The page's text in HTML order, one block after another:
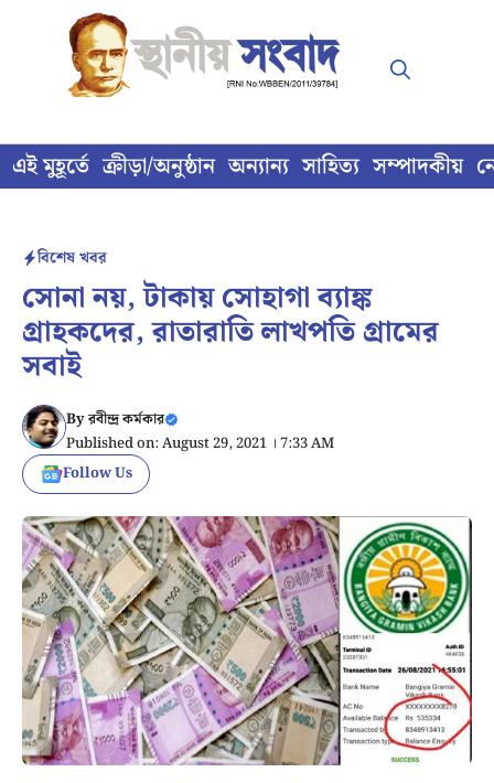
content
এই মুহূর্তে ক্রীড়া/অনুষ্ঠান অন্যান্য সাহিত্য সম্পাদকীয়
বিশেষ খবর
সোনা নয়, টাকায় সোহাগা ব্যাঙ্ক
গ্রাহকদের, রাতারাতি লাখপতি গ্রামের
সবাই
Byরবীন্দ্র কর্মকার
Published on: August 29, 2021 । 7:33 AM
Follow Us